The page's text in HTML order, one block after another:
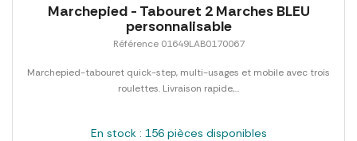
Marchepied - Tabouret 2 Marches BLEU
personnalisable
Référence 01649LAB0170067
Marchepied-tabouret quick-step, multi-usages et mobile avec trois
roulettes. Livraison rapide,...
En stock : 156 pièces disponibles